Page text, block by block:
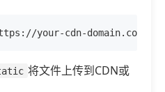
将文件上传到CDN或